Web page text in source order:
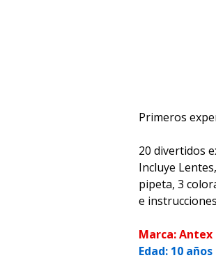
Primeros
20 divertidos
Incluye
pipeta, 3
e
Marca: Antex
Edad: 10 años